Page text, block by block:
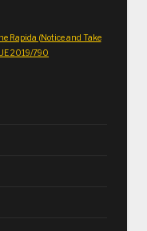
Rapida (Notice and Take
2019/790